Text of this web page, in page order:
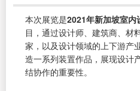
本次展览是2021年新加坡室内
目，通过设计师、建筑商、材
家，以及设计领域的上下游产
造一系列装置作品，展现设计
结协作的重要性。